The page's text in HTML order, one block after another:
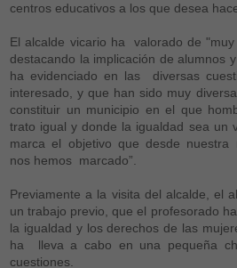
centros educativos a los que desea
El alcalde vicario ha valorado de
destacando la implicación de alumnos
ha evidenciado en las diversas
interesado, y que han sido muy
constituir un municipio en el que
trato igual y donde la igualdad sea un
marca el objetivo que desde nuestra
nos hemos marcado”.
Previamente a la visita del alcalde, el
un trabajo previo, que el profesorado
la igualdad y los derechos de las
ha lleva a cabo en una pequeña
cuestiones.